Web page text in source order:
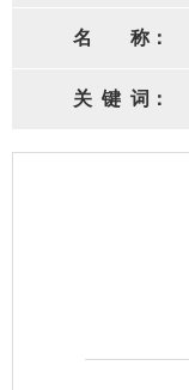
名 称：
关 键 词：